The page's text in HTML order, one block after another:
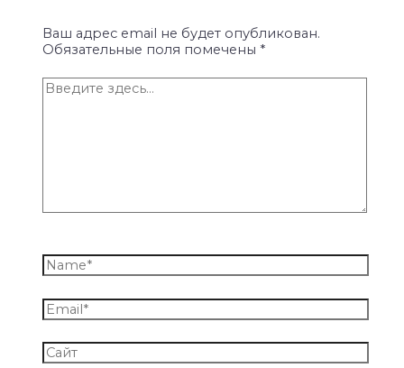
Ваш адрес email не будет опубликован.
Обязательные поля помечены *